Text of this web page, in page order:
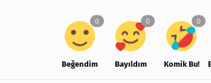
Beğendim Bayıldım Komik Bu!